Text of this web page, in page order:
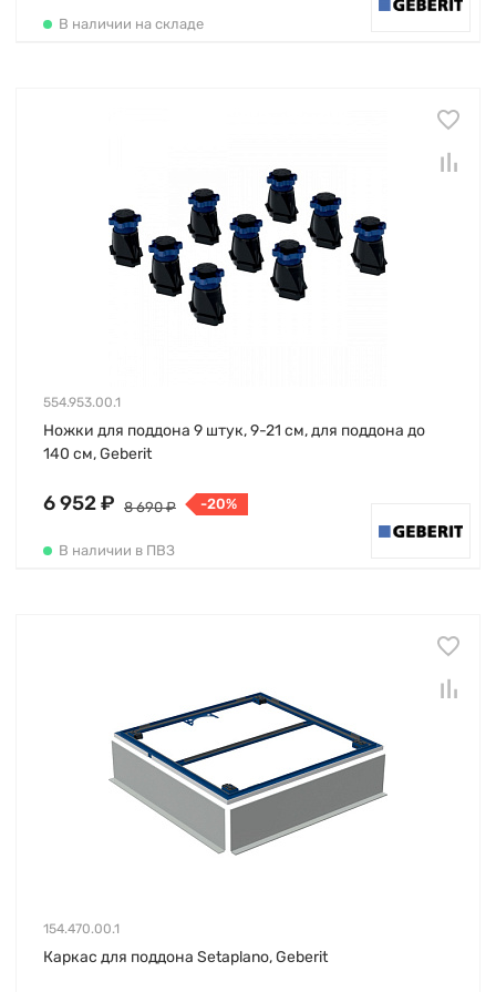
В наличии на складе
554.953.00.1
Ножки для поддона 9 штук, 9-21 см, для поддона до
140 см, Geberit
6 952 ₽ 8 690 ₽ -20%
В наличии в ПВЗ
154.470.00.1
Каркас для поддона Setaplano, Geberit